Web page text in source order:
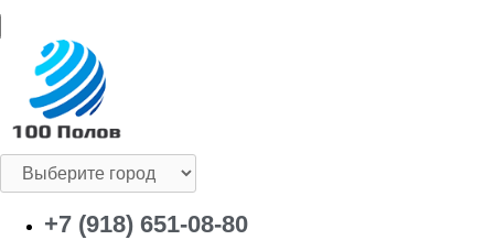
+7 (918) 651-08-80